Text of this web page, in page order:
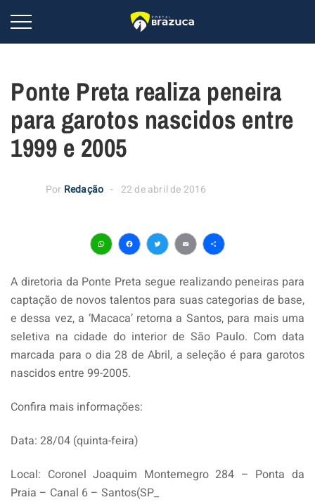
Ponte Preta realiza peneira
para garotos nascidos entre
1999 e 2005
Por Redação 22 de abril de 2016
WhatsApp
Facebook
Twitter
EmailShare
A diretoria da Ponte Preta segue realizando peneiras para
captação de novos talentos para suas categorias de base,
e dessa vez, a ‘Macaca’ retorna a Santos, para mais uma
seletiva na cidade do interior de São Paulo. Com data
marcada para o dia 28 de Abril, a seleção é para garotos
nascidos entre 99-2005.
Confira mais informações:
Data: 28/04 (quinta-feira)
Local: Coronel Joaquim Montemegro 284 – Ponta da
Praia – Canal 6 – Santos(SP_